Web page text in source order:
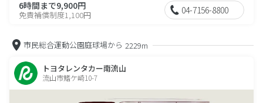
6時間まで9,900円
免責補償制度1,100円 04-7156-8800
市民総合運動公園庭球場から 2229m
トヨタレンタカー南流山
流山市鰭ケ崎10-7